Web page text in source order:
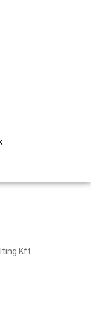
Kft.